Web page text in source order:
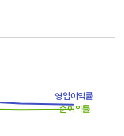
을 기억해야 합니다.
영업이익률
순이익률